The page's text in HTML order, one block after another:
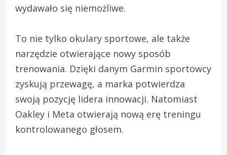
wydawało się niemożliwe.
To nie tylko okulary sportowe, ale także
narzędzie otwierające nowy sposób
trenowania. Dzięki danym Garmin sportowcy
zyskują przewagę, a marka potwierdza
swoją pozycję lidera innowacji. Natomiast
Oakley i Meta otwierają nową erę treningu
kontrolowanego głosem.